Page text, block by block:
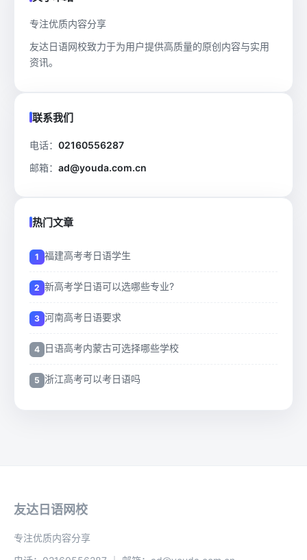
专注优质内容分享
友达日语网校致力于为用户提供高质量的原创内容与实用
资讯。
联系我们
电话： 02160556287
邮箱： ad@youda.com.cn
热门文章
福建高考考日语学生
新高考学日语可以选哪些专业?
河南高考日语要求
日语高考内蒙古可选择哪些学校
浙江高考可以考日语吗
友达日语网校
专注优质内容分享